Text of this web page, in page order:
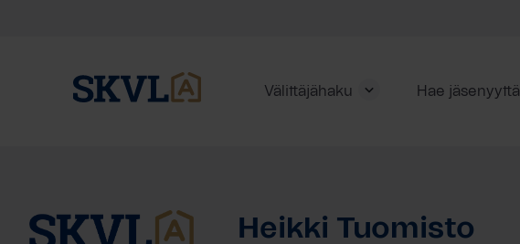
Välittäjähaku Hae jäsenyyttä
Heikki Tuomisto